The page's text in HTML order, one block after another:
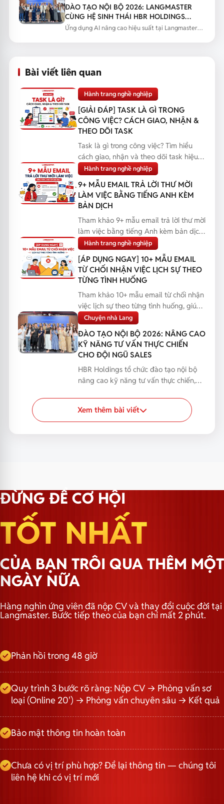
ĐÀO TẠO NỘI BỘ 2026: LANGMASTER
CÙNG HỆ SINH THÁI HBR HOLDINGS
NÂNG CAO NĂNG LỰC ỨNG DỤNG AI
Ứng dụng AI nâng cao hiệu suất tại Langmaster
Bài viết liên quan
Hành trang nghề nghiệp
[GIẢI ĐÁP] TASK LÀ GÌ TRONG
CÔNG VIỆC? CÁCH GIAO, NHẬN &
THEO DÕI TASK
Task là gì trong công việc? Tìm hiểu
cách giao, nhận và theo dõi task hiệu
quả, giúp bạn q...
Hành trang nghề nghiệp
9+ MẪU EMAIL TRẢ LỜI THƯ MỜI
LÀM VIỆC BẰNG TIẾNG ANH KÈM
BẢN DỊCH
Tham khảo 9+ mẫu email trả lời thư mời
làm việc bằng tiếng Anh kèm bản dịch,
giúp bạn phản...
Hành trang nghề nghiệp
[ÁP DỤNG NGAY] 10+ MẪU EMAIL
TỪ CHỐI NHẬN VIỆC LỊCH SỰ THEO
TỪNG TÌNH HUỐNG
Tham khảo 10+ mẫu email từ chối nhận
việc lịch sự theo từng tình huống, giúp
bạn phản hồi...
Chuyện nhà Lang
ĐÀO TẠO NỘI BỘ 2026: NÂNG CAO
KỸ NĂNG TƯ VẤN THỰC CHIẾN
CHO ĐỘI NGŨ SALES
HBR Holdings tổ chức đào tạo nội bộ
nâng cao kỹ năng tư vấn thực chiến,
Xem thêm bài viết
ĐỪNG ĐỂ CƠ HỘI
TỐT NHẤT
CỦA BẠN TRÔI QUA THÊM MỘT
NGÀY NỮA
Hàng nghìn ứng viên đã nộp CV và thay đổi cuộc đời tại
Langmaster. Bước tiếp theo của bạn chỉ mất 2 phút.
Phản hồi trong 48 giờ
Quy trình 3 bước rõ ràng: Nộp CV → Phỏng vấn sơ
loại (Online 20') → Phỏng vấn chuyên sâu → Kết quả
Bảo mật thông tin hoàn toàn
Chưa có vị trí phù hợp? Để lại thông tin — chúng tôi
liên hệ khi có vị trí mới